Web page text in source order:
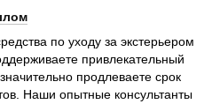
по уходу за экстерьером
привлекательный
продлеваете срок
Наши опытные консультанты